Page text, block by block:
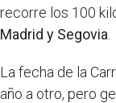
recorre los 100
Madrid y Segovia
La fecha de la
año a otro, pero